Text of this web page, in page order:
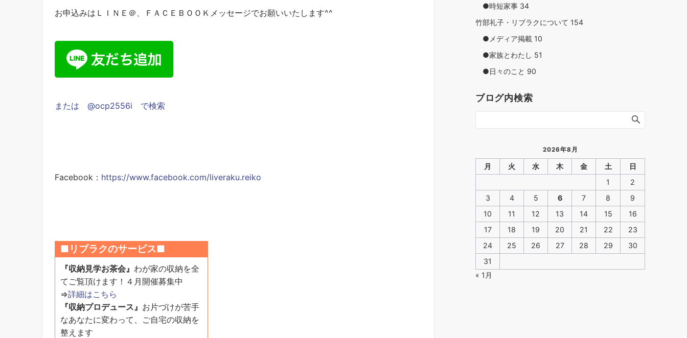
お申込みはＬＩＮＥ＠、ＦＡＣＥＢＯＯＫメッセージでお願いいたします^^
または @ocp2556i で検索
Facebook： https://www.facebook.com/liveraku.reiko
■リブラクのサービス■
『収納見学お茶会』 わが家の収納を全
てご覧頂けます！４月開催募集中
⇒詳細はこちら
『収納プロデュース』 お片づけが苦手
なあなたに変わって、ご自宅の収納を
整えます
●時短家事 34
竹部礼子・リブラクについて 154
●メディア掲載 10
●家族とわたし 51
●日々のこと 90
ブログ内検索
2026年8月
月 火 水 木 金 土
日
1
2
3
4 5 6 7 8
9
10
11 12 13 14 15
16
17
18 19 20 21 22
23
24
25 26 27 28 29
30
31
« 1月